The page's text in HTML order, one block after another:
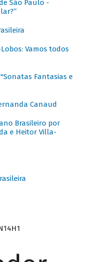
São Paulo -
Vamos todos
Fantasias e
Canaud
Brasileiro por
e Heitor Villa-